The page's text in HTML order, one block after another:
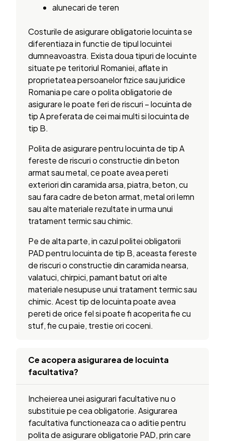
alunecari de teren
Costurile de asigurare obligatorie locuinta se
diferentiaza in functie de tipul locuintei
dumneavoastra. Exista doua tipuri de locuinte
situate pe teritoriul Romaniei, aflate in
proprietatea persoanelor fizice sau juridice
Romania pe care o polita obligatorie de
asigurare le poate feri de riscuri – locuinta de
tip A preferata de cei mai multi si locuinta de
tip B.
Polita de asigurare pentru locuinta de tip A
fereste de riscuri o constructie din beton
armat sau metal, ce poate avea pereti
exteriori din caramida arsa, piatra, beton, cu
sau fara cadre de beton armat, metal ori lemn
sau alte materiale rezultate in urma unui
tratament termic sau chimic.
Pe de alta parte, in cazul politei obligatorii
PAD pentru locuinta de tip B, aceasta fereste
de riscuri o constructie din caramida nearsa,
valatuci, chirpici, pamant batut ori alte
materiale nesupuse unui tratament termic sau
chimic. Acest tip de locuinta poate avea
pereti de orice fel si poate fi acoperita fie cu
stuf, fie cu paie, trestie ori coceni.
Ce acopera asigurarea de locuinta
facultativa?
Incheierea unei asigurari facultative nu o
substituie pe cea obligatorie. Asigurarea
facultativa functioneaza ca o aditie pentru
polita de asigurare obligatorie PAD, prin care